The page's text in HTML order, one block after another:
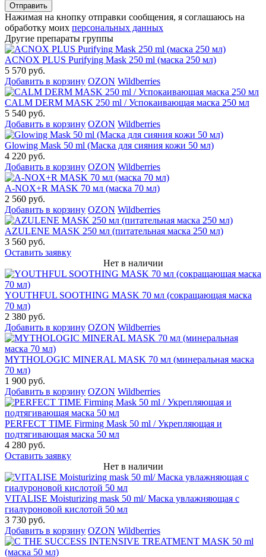
Нажимая на кнопку отправки сообщения, я соглашаюсь на
обработку моих персональных данных
Другие препараты группы
ACNOX PLUS Purifying Mask 250 ml (маска 250 мл)
5 570 руб.
Добавить в корзину OZON Wildberries
CALM DERM MASK 250 ml / Успокаивающая маска 250 мл
5 540 руб.
Добавить в корзину OZON Wildberries
Glowing Mask 50 ml (Маска для сияния кожи 50 мл)
4 220 руб.
Добавить в корзину OZON Wildberries
A-NOX+R MASK 70 мл (маска 70 мл)
2 560 руб.
Добавить в корзину OZON Wildberries
AZULENE MASK 250 мл (питательная маска 250 мл)
3 560 руб.
Оставить заявку
Нет в наличии
YOUTHFUL SOOTHING MASK 70 мл (сокращающая маска
70 мл)
2 380 руб.
Добавить в корзину OZON Wildberries
MYTHOLOGIC MINERAL MASK 70 мл (минеральная маска
70 мл)
1 900 руб.
Добавить в корзину OZON Wildberries
PERFECT TIME Firming Mask 50 ml / Укрепляющая и
подтягивающая маска 50 мл
4 280 руб.
Оставить заявку
Нет в наличии
VITALISE Moisturizing mask 50 ml/ Маска увлажняющая с
гиалуроновой кислотой 50 мл
3 730 руб.
Добавить в корзину OZON Wildberries